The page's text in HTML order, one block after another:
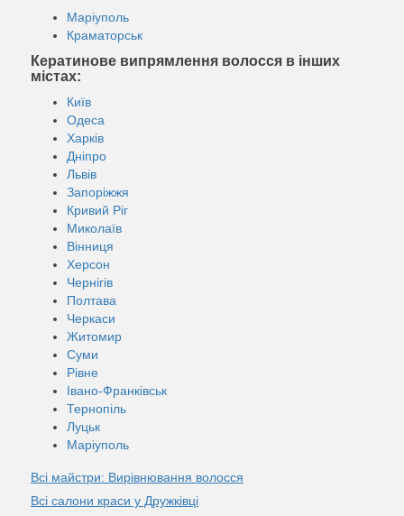
Маріуполь
Краматорськ
Кератинове випрямлення волосся в інших
містах:
Київ
Одеса
Харків
Дніпро
Львів
Запоріжжя
Кривий Ріг
Миколаїв
Вінниця
Херсон
Чернігів
Полтава
Черкаси
Житомир
Суми
Рівне
Івано-Франківськ
Тернопіль
Луцьк
Маріуполь
Всі майстри: Вирівнювання волосся
Всі салони краси у Дружківці